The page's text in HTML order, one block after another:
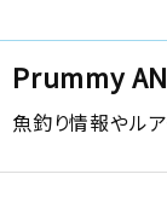
Prummy
魚釣り情報やルア